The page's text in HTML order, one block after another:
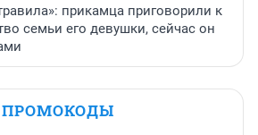
прикамца приговорили к
семьи его девушки, сейчас он
ПРОМОКОДЫ